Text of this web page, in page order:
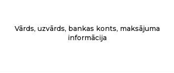
Vārds, uzvārds, bankas konts, maksājuma
informācija